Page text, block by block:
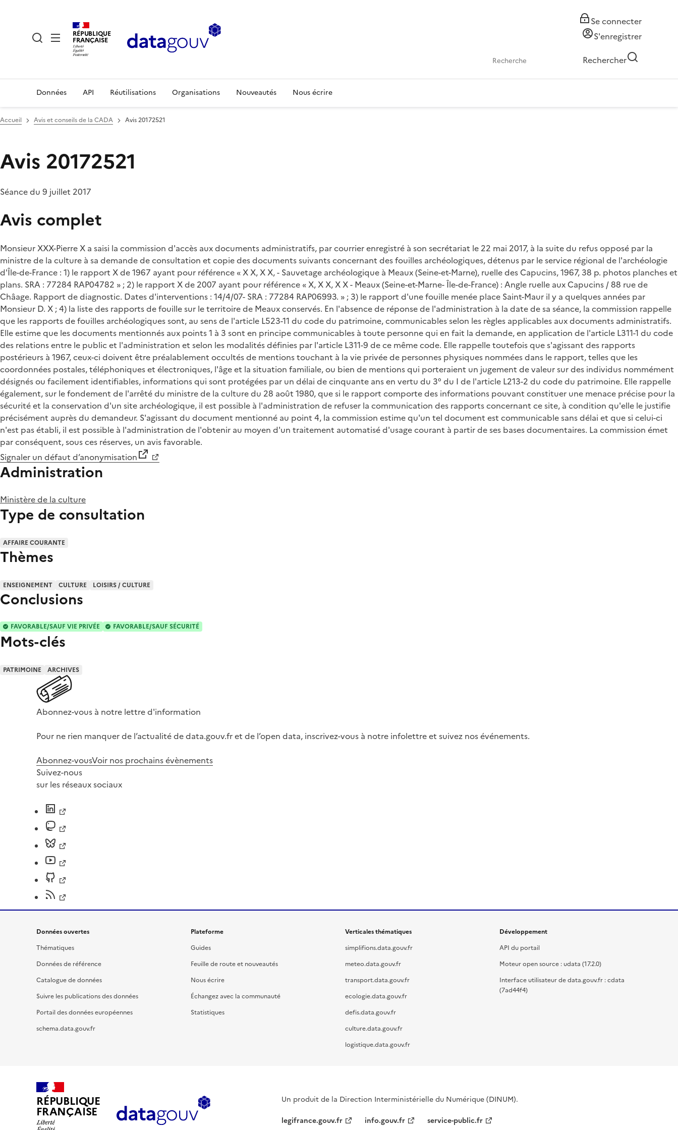
RÉPUBLIQUE
FRANÇAISE
Se connecter
S'enregistrer
Rechercher
Données API Réutilisations Organisations Nouveautés Nous écrire
Accueil Avis et conseils de la CADA Avis 20172521
Avis 20172521
Séance du 9 juillet 2017
Avis complet
Monsieur XXX-Pierre X a saisi la commission d'accès aux documents administratifs, par courrier enregistré à son secrétariat le 22 mai 2017, à la suite du refus opposé par la
ministre de la culture à sa demande de consultation et copie des documents suivants concernant des fouilles archéologiques, détenus par le service régional de l'archéologie
d'Île-de-France : 1) le rapport X de 1967 ayant pour référence « X X, X X, - Sauvetage archéologique à Meaux (Seine-et-Marne), ruelle des Capucins, 1967, 38 p. photos planches et
plans. SRA : 77284 RAP04782 » ; 2) le rapport X de 2007 ayant pour référence « X, X X, X X - Meaux (Seine-et-Marne- Île-de-France) : Angle ruelle aux Capucins / 88 rue de
Châage. Rapport de diagnostic. Dates d'interventions : 14/4/07- SRA : 77284 RAP06993. » ; 3) le rapport d'une fouille menée place Saint-Maur il y a quelques années par
Monsieur D. X ; 4) la liste des rapports de fouille sur le territoire de Meaux conservés. En l'absence de réponse de l'administration à la date de sa séance, la commission rappelle
que les rapports de fouilles archéologiques sont, au sens de l'article L523-11 du code du patrimoine, communicables selon les règles applicables aux documents administratifs.
Elle estime que les documents mentionnés aux points 1 à 3 sont en principe communicables à toute personne qui en fait la demande, en application de l'article L311-1 du code
des relations entre le public et l'administration et selon les modalités définies par l'article L311-9 de ce même code. Elle rappelle toutefois que s'agissant des rapports
postérieurs à 1967, ceux-ci doivent être préalablement occultés de mentions touchant à la vie privée de personnes physiques nommées dans le rapport, telles que les
coordonnées postales, téléphoniques et électroniques, l'âge et la situation familiale, ou bien de mentions qui porteraient un jugement de valeur sur des individus nommément
désignés ou facilement identifiables, informations qui sont protégées par un délai de cinquante ans en vertu du 3° du I de l'article L213-2 du code du patrimoine. Elle rappelle
également, sur le fondement de l'arrêté du ministre de la culture du 28 août 1980, que si le rapport comporte des informations pouvant constituer une menace précise pour la
sécurité et la conservation d'un site archéologique, il est possible à l'administration de refuser la communication des rapports concernant ce site, à condition qu'elle le justifie
précisément auprès du demandeur. S'agissant du document mentionné au point 4, la commission estime qu'un tel document est communicable sans délai et que si celui-ci
n'est pas établi, il est possible à l'administration de l'obtenir au moyen d'un traitement automatisé d'usage courant à partir de ses bases documentaires. La commission émet
par conséquent, sous ces réserves, un avis favorable.
Signaler un défaut d’anonymisation
Administration
Ministère de la culture
Type de consultation
AFFAIRE COURANTE
Thèmes
ENSEIGNEMENT CULTURE LOISIRS / CULTURE
Conclusions
FAVORABLE/SAUF VIE PRIVÉE FAVORABLE/SAUF SÉCURITÉ
Mots-clés
PATRIMOINE ARCHIVES
Abonnez-vous à notre lettre d'information
Pour ne rien manquer de l’actualité de data.gouv.fr et de l’open data, inscrivez-vous à notre infolettre et suivez nos événements.
Abonnez-vousVoir nos prochains évènements
Suivez-nous
sur les réseaux sociaux
Données ouvertes
Thématiques
Données de référence
Catalogue de données
Suivre les publications des données
Portail des données européennes
schema.data.gouv.fr
Plateforme
Guides
Feuille de route et nouveautés
Nous écrire
Échangez avec la communauté
Statistiques
Verticales thématiques
simplifions.data.gouv.fr
meteo.data.gouv.fr
transport.data.gouv.fr
ecologie.data.gouv.fr
defis.data.gouv.fr
culture.data.gouv.fr
logistique.data.gouv.fr
Développement
API du portail
Moteur open source : udata (17.2.0)
Interface utilisateur de data.gouv.fr : cdata
(7ad44f4)
RÉPUBLIQUE
FRANÇAISE
Un produit de la Direction Interministérielle du Numérique (DINUM).
legifrance.gouv.fr
info.gouv.fr service-public.fr